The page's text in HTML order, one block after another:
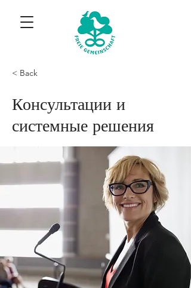
< Back
Консультации и
системные решения